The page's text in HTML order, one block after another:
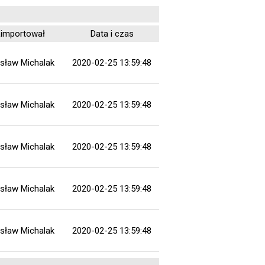
Data i czas
Michalak 2020-02-25 13:59:48
Michalak 2020-02-25 13:59:48
Michalak 2020-02-25 13:59:48
Michalak 2020-02-25 13:59:48
Michalak 2020-02-25 13:59:48